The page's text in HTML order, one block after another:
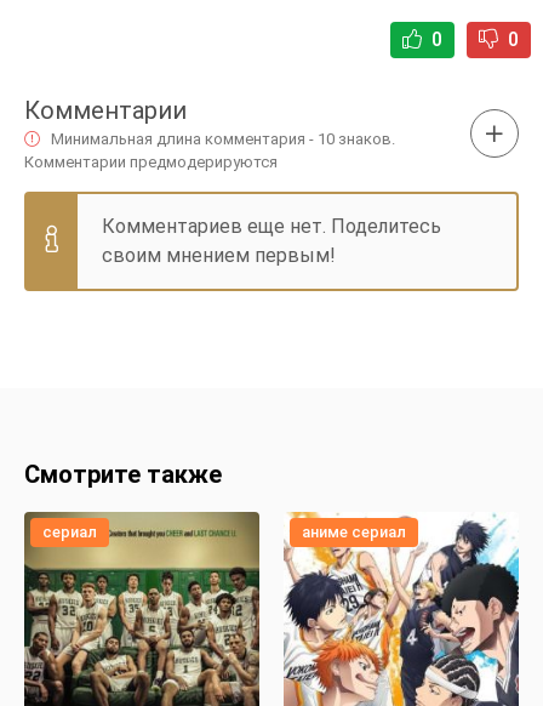
0 0
Комментарии
Минимальная длина комментария - 10 знаков.
Комментарии предмодерируются
Комментариев еще нет. Поделитесь
своим мнением первым!
Смотрите также
сериал аниме сериал